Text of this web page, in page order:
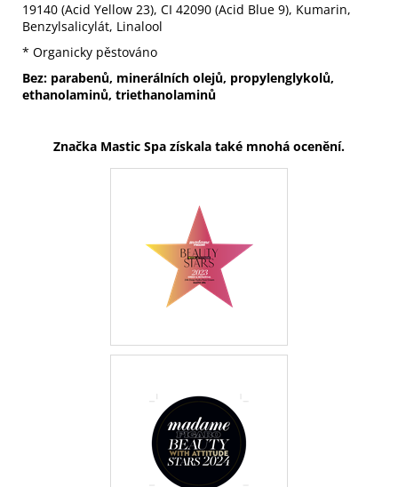
19140 (Acid Yellow 23), CI 42090 (Acid Blue 9), Kumarin,
Benzylsalicylát, Linalool
* Organicky pěstováno
Bez: parabenů, minerálních olejů, propylenglykolů,
ethanolaminů, triethanolaminů
Značka Mastic Spa získala také mnohá ocenění.